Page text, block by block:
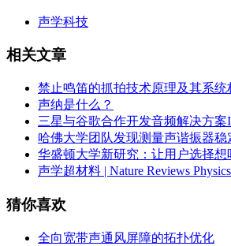
声学科技
相关文章
禁止鸣笛的抓拍技术原理及其系统
声纳是什么？
三星与谷歌合作开发音频解决方
哈佛大学团队发现测量声谐振器
华盛顿大学新研究：让用户选择想
声学超材料 | Nature Reviews Physics
猜你喜欢
全向宽带声通风屏障的拓扑优化